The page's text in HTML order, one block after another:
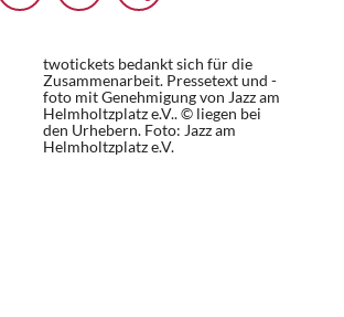
twotickets bedankt sich für die
Zusammenarbeit. Pressetext und -
foto mit Genehmigung von Jazz am
Helmholtzplatz e.V.. © liegen bei
den Urhebern. Foto: Jazz am
Helmholtzplatz e.V.